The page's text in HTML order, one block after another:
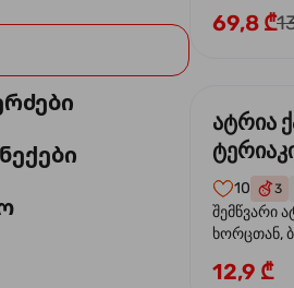
69,8 ₾
ატრია
10 3
შემწვარი
ხორცთან,
და
12,9 ₾